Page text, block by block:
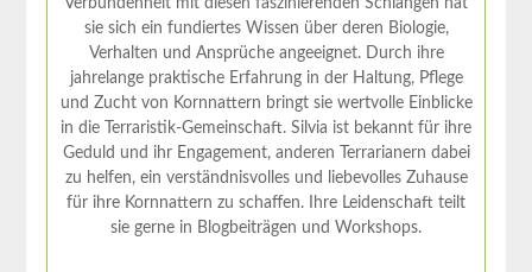
Verbundenheit mit diesen faszinierenden Schlangen hat
sie sich ein fundiertes Wissen über deren Biologie,
Verhalten und Ansprüche angeeignet. Durch ihre
jahrelange praktische Erfahrung in der Haltung, Pflege
und Zucht von Kornnattern bringt sie wertvolle Einblicke
in die Terraristik-Gemeinschaft. Silvia ist bekannt für ihre
Geduld und ihr Engagement, anderen Terrarianern dabei
zu helfen, ein verständnisvolles und liebevolles Zuhause
für ihre Kornnattern zu schaffen. Ihre Leidenschaft teilt
sie gerne in Blogbeiträgen und Workshops.